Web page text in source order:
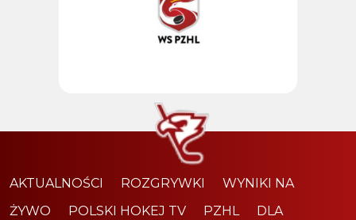
AKTUALNOŚCI ROZGRYWKI
WYNIKI NA
ŻYWO
POLSKI HOKEJ TV PZHL DLA